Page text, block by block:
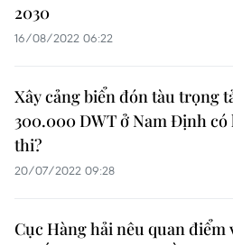
2030
16/08/2022 06:22
Xây cảng biển đón tàu trọng
300.000 DWT ở Nam Định có
thi?
20/07/2022 09:28
Cục Hàng hải nêu quan điểm